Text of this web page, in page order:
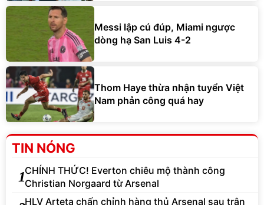
Messi lập cú đúp, Miami ngược
dòng hạ San Luis 4-2
Thom Haye thừa nhận tuyển Việt
Nam phản công quá hay
TIN NÓNG
1CHÍNH THỨC! Everton chiêu mộ thành công
Christian Norgaard từ Arsenal
HLV Arteta chấn chỉnh hàng thủ Arsenal sau trận